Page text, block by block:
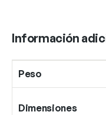
Información
Peso
Dimensiones